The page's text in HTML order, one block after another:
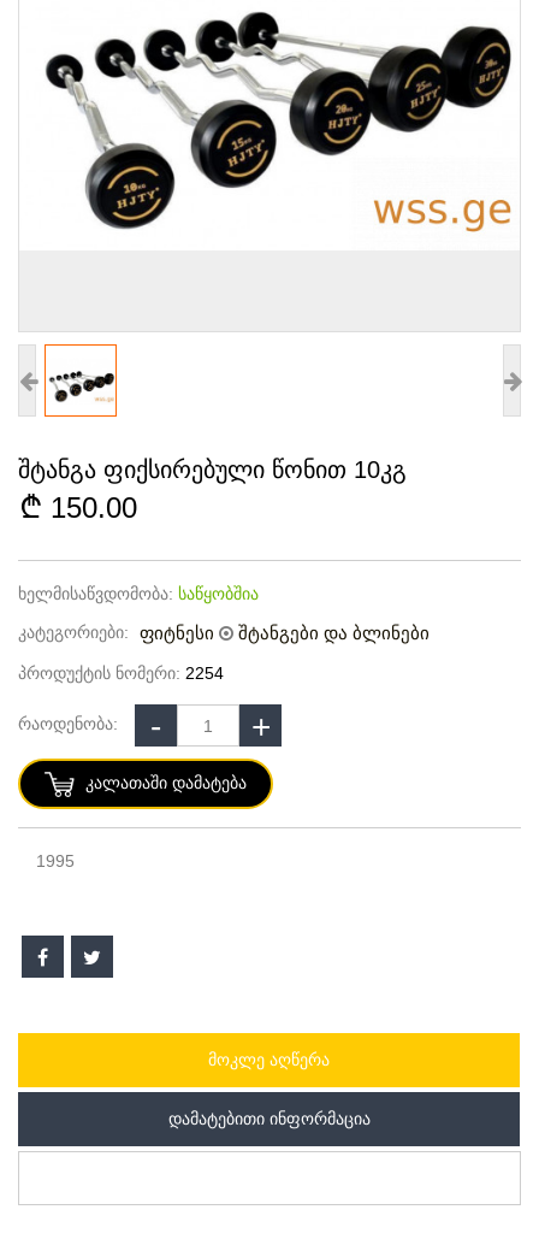
შტანგა ფიქსირებული წონით 10კგ
150.00
ხელმისაწვდომობა: საწყობშია
კატეგორიები:
ფიტნესი შტანგები და ბლინები
პროდუქტის ნომერი: 2254
რაოდენობა:
Კალათაში Დამატება
1995
ᲛᲝᲙᲚᲔ ᲐᲦᲬᲔᲠᲐ
ᲓᲐᲛᲐᲢᲔᲑᲘᲗᲘ ᲘᲜᲤᲝᲠᲛᲐᲪᲘᲐ